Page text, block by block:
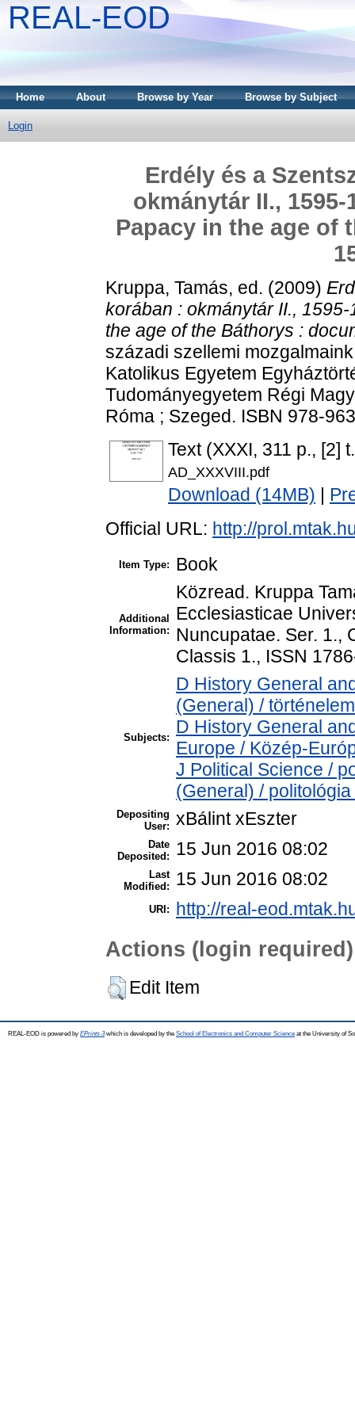
REAL-EOD
Home About Browse by Year Browse by Subject
Login
Erdély és a
okmánytár II.,
Papacy in the age of
Kruppa, Tamás, ed. (2009)
korában : okmánytár II.,
the age of the Báthorys :
századi szellemi
Katolikus Egyetem
Tudományegyetem Régi
Róma ; Szeged. ISBN 978-
Text (XXXI, 311 p., [2]
AD_XXXVIII.pdf
Download (14MB)
Official URL: http://
Item Type: Book
Additional
Information:
Közread. Kruppa
Ecclesiasticae
Nuncupatae. Ser. 1.,
Classis 1., ISSN
Subjects:
D History General
(General) /
D History General
Europe / Közép-
J Political Science /
(General) /
Depositing
User: xBálint xEszter
Date
Deposited:
15 Jun 2016 08:02
Last
Modified:
15 Jun 2016 08:02
URI: http://real-
Actions (login required)
Edit Item
REAL-EOD is powered by EPrints 3which is developed by the School of Electronics and Computer Science at the University of